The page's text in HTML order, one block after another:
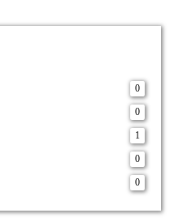
0
0
1
0
0